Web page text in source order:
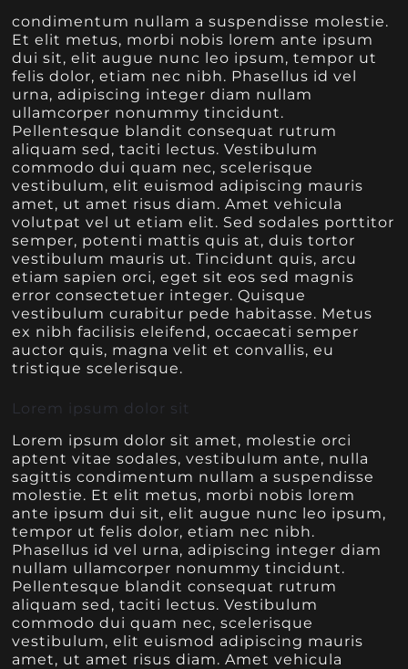
condimentum nullam a suspendisse molestie.
Et elit metus, morbi nobis lorem ante ipsum
dui sit, elit augue nunc leo ipsum, tempor ut
felis dolor, etiam nec nibh. Phasellus id vel
urna, adipiscing integer diam nullam
ullamcorper nonummy tincidunt.
Pellentesque blandit consequat rutrum
aliquam sed, taciti lectus. Vestibulum
commodo dui quam nec, scelerisque
vestibulum, elit euismod adipiscing mauris
amet, ut amet risus diam. Amet vehicula
volutpat vel ut etiam elit. Sed sodales porttitor
semper, potenti mattis quis at, duis tortor
vestibulum mauris ut. Tincidunt quis, arcu
etiam sapien orci, eget sit eos sed magnis
error consectetuer integer. Quisque
vestibulum curabitur pede habitasse. Metus
ex nibh facilisis eleifend, occaecati semper
auctor quis, magna velit et convallis, eu
tristique scelerisque.
Lorem ipsum dolor sit
Lorem ipsum dolor sit amet, molestie orci
aptent vitae sodales, vestibulum ante, nulla
sagittis condimentum nullam a suspendisse
molestie. Et elit metus, morbi nobis lorem
ante ipsum dui sit, elit augue nunc leo ipsum,
tempor ut felis dolor, etiam nec nibh.
Phasellus id vel urna, adipiscing integer diam
nullam ullamcorper nonummy tincidunt.
Pellentesque blandit consequat rutrum
aliquam sed, taciti lectus. Vestibulum
commodo dui quam nec, scelerisque
vestibulum, elit euismod adipiscing mauris
amet, ut amet risus diam. Amet vehicula